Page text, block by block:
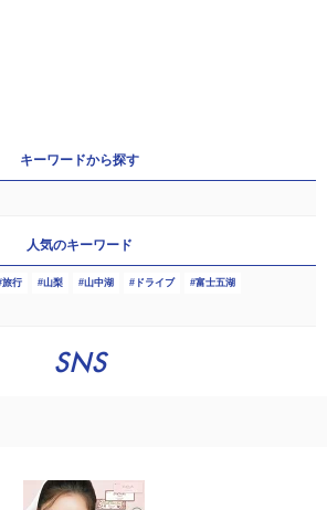
キーワードから探す
人気のキーワード
旅行 山梨 山中湖 ドライブ 富士五湖
SNS